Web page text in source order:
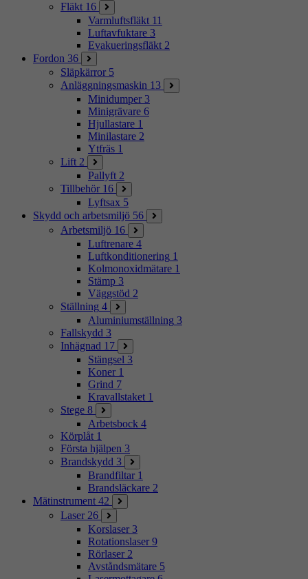
Fläkt 16
Varmluftsfläkt 11
Luftavfuktare 3
Evakueringsfläkt 2
Fordon 36
Släpkärror 5
Anläggningsmaskin 13
Minidumper 3
Minigrävare 6
Hjullastare 1
Minilastare 2
Ytfräs 1
Lift 2
Pallyft 2
Tillbehör 16
Lyftsax 5
Skydd och arbetsmiljö 56
Arbetsmiljö 16
Luftrenare 4
Luftkonditionering 1
Kolmonoxidmätare 1
Stämp 3
Väggstöd 2
Ställning 4
Aluminiumställning 3
Fallskydd 3
Inhägnad 17
Stängsel 3
Koner 1
Grind 7
Kravallstaket 1
Stege 8
Arbetsbock 4
Körplåt 1
Första hjälpen 3
Brandskydd 3
Brandfiltar 1
Brandsläckare 2
Mätinstrument 42
Laser 26
Korslaser 3
Rotationslaser 9
Rörlaser 2
Avståndsmätare 5